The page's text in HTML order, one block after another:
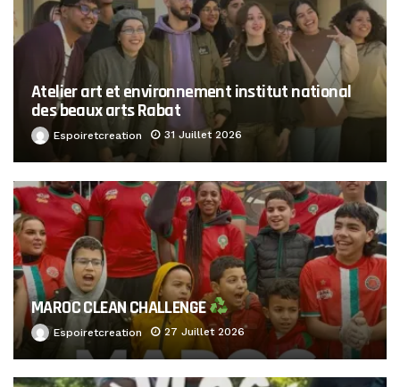
Atelier art et environnement institut national
des beaux arts Rabat
Espoiretcreation 31 Juillet 2026
MAROC CLEAN CHALLENGE
Espoiretcreation 27 Juillet 2026